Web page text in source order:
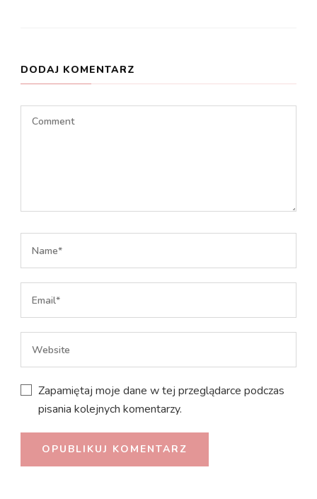
DODAJ KOMENTARZ
Zapamiętaj moje dane w tej przeglądarce podczas
pisania kolejnych komentarzy.